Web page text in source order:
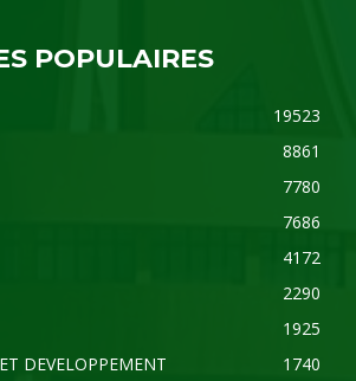
POPULAIRES
19523
8861
7780
7686
4172
2290
1925
DEVELOPPEMENT
1740